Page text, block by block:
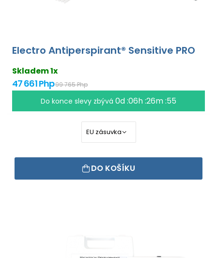
Electro Antiperspirant® Sensitive PRO
Skladem 1x
47 661 Php99 765 Php
Do konce slevy zbývá 0d :06h :26m :54
DO KOŠÍKU